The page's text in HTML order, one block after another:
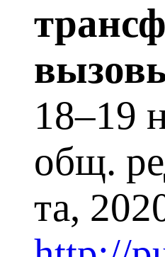
18–19
общ.
та,